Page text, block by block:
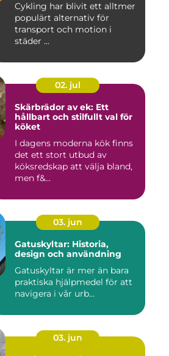
Cykling har blivit ett alltmer
populärt alternativ för
transport och motion i
städer ...
02. jul
Skärbrädor av ek: Ett
hållbart och stilfullt val för
köket
I dagens moderna kök finns
det ett stort utbud av
köksredskap att välja bland,
men f&...
03. jun
Gatuskyltar: Historia,
design och användning
Gatuskyltar är mer än bara
praktiska hjälpmedel för att
navigera i vår urb...
03. jun